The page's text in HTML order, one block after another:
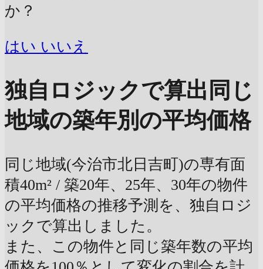
か？
はい いいえ
独自ロジックで算出 同じ
地域の築年別の平均価格
同じ地域(今治市北日吉町)の専有面
積40m² / 築20年、25年、30年の物件
の平均価格の推移予測を、独自ロジ
ックで算出しました。
また、この物件と同じ築年数の平均